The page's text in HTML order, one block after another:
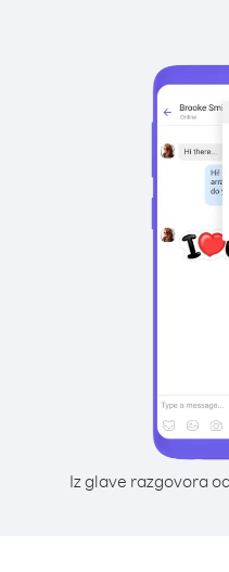
Iz glave razgovora